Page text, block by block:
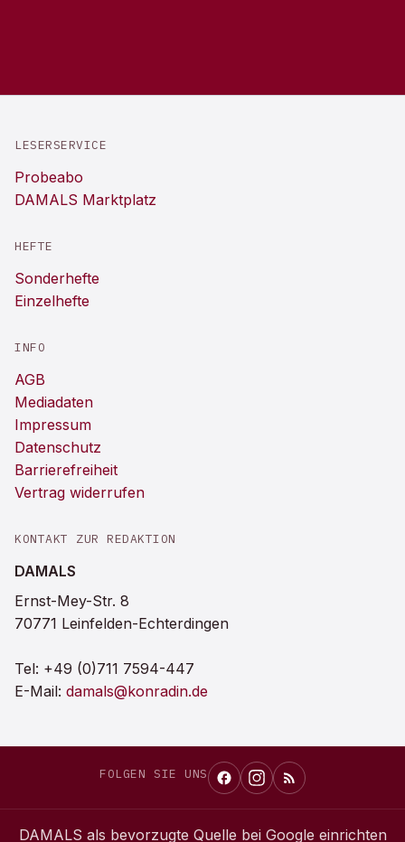
LESERSERVICE
Probeabo
DAMALS Marktplatz
HEFTE
Sonderhefte
Einzelhefte
INFO
AGB
Mediadaten
Impressum
Datenschutz
Barrierefreiheit
Vertrag widerrufen
KONTAKT ZUR REDAKTION
DAMALS
Ernst-Mey-Str. 8
70771 Leinfelden-Echterdingen
Tel: +49 (0)711 7594-447
E-Mail: damals@konradin.de
FOLGEN SIE UNS
DAMALS als bevorzugte Quelle bei Google einrichten